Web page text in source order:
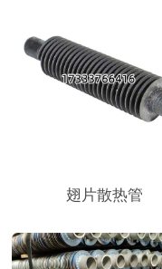
翅片散热管